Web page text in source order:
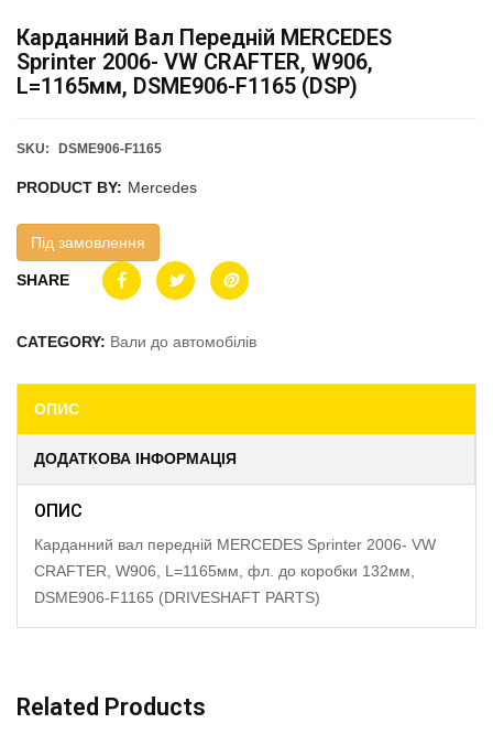
Карданний Вал Передній MERCEDES
Sprinter 2006- VW CRAFTER, W906,
L=1165мм, DSME906-F1165 (DSP)
SKU: DSME906-F1165
PRODUCT BY: Mercedes
Під замовлення
SHARE
CATEGORY: Вали до автомобілів
ОПИС
ДОДАТКОВА ІНФОРМАЦІЯ
ОПИС
Карданний вал передній MERCEDES Sprinter 2006- VW
CRAFTER, W906, L=1165мм, фл. до коробки 132мм,
DSME906-F1165 (DRIVESHAFT PARTS)
Related Products